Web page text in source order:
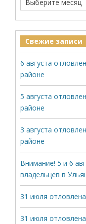
Свежие записи
6 августа
районе
5 августа
районе
3 августа
районе
Внимание! 5 и 6
владельцев в
31 июля
31 июля